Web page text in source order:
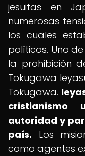
jesuitas en
numerosas
los cuales
políticos. Uno
la prohibición
Tokugawa
Tokugawa.
autoridad y
país. Los
como agentes